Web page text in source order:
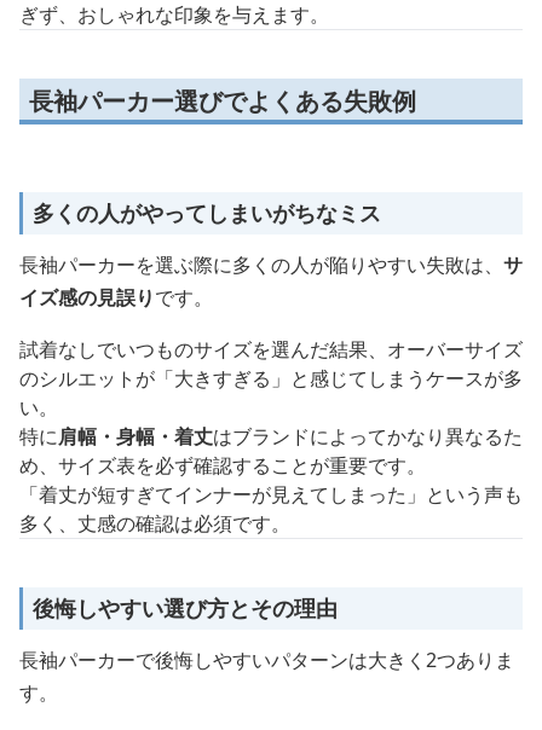
ぎず、おしゃれな印象を与えます。
長袖パーカー選びでよくある失敗例
多くの人がやってしまいがちなミス
長袖パーカーを選ぶ際に多くの人が陥りやすい失敗は、 サ
イズ感の見誤りです。
試着なしでいつものサイズを選んだ結果、オーバーサイズ
のシルエットが「大きすぎる」と感じてしまうケースが多
い。
特に肩幅・身幅・着丈はブランドによってかなり異なるた
め、サイズ表を必ず確認することが重要です。
「着丈が短すぎてインナーが見えてしまった」という声も
多く、丈感の確認は必須です。
後悔しやすい選び方とその理由
長袖パーカーで後悔しやすいパターンは大きく2つありま
す。